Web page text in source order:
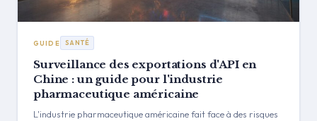
GUIDE SANTÉ
Surveillance des exportations d'API en
Chine : un guide pour l'industrie
pharmaceutique américaine
L'industrie pharmaceutique américaine fait face à des risques